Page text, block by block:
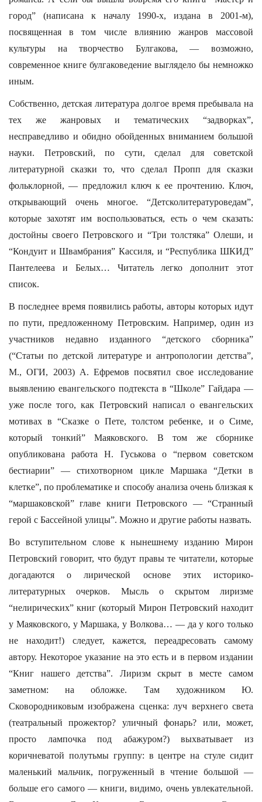
город” (написана к началу 1990-х, издана в 2001-м),
посвященная в том числе влиянию жанров массовой
культуры на творчество Булгакова, — возможно,
современное книге булгаковедение выглядело бы немножко
иным.
Собственно, детская литература долгое время пребывала на
тех же жанровых и тематических “задворках”,
несправедливо и обидно обойденных вниманием большой
науки. Петровский, по сути, сделал для советской
литературной сказки то, что сделал Пропп для сказки
фольклорной, — предложил ключ к ее прочтению. Ключ,
открывающий очень многое. “Детсколитературоведам”,
которые захотят им воспользоваться, есть о чем сказать:
достойны своего Петровского и “Три толстяка” Олеши, и
“Кондуит и Швамбрания” Кассиля, и “Республика ШКИД”
Пантелеева и Белых… Читатель легко дополнит этот
список.
В последнее время появились работы, авторы которых идут
по пути, предложенному Петровским. Например, один из
участников недавно изданного “детского сборника”
(“Статьи по детской литературе и антропологии детства”,
М., ОГИ, 2003) А. Ефремов посвятил свое исследование
выявлению евангельского подтекста в “Школе” Гайдара —
уже после того, как Петровский написал о евангельских
мотивах в “Сказке о Пете, толстом ребенке, и о Симе,
который тонкий” Маяковского. В том же сборнике
опубликована работа Н. Гуськова о “первом советском
бестиарии” — стихотворном цикле Маршака “Детки в
клетке”, по проблематике и способу анализа очень близкая к
“маршаковской” главе книги Петровского — “Странный
герой с Бассейной улицы”. Можно и другие работы назвать.
Во вступительном слове к нынешнему изданию Мирон
Петровский говорит, что будут правы те читатели, которые
догадаются о лирической основе этих историко-
литературных очерков. Мысль о скрытом лиризме
“нелирических” книг (который Мирон Петровский находит
у Маяковского, у Маршака, у Волкова… — да у кого только
не находит!) следует, кажется, переадресовать самому
автору. Некоторое указание на это есть и в первом издании
“Книг нашего детства”. Лиризм скрыт в месте самом
заметном: на обложке. Там художником Ю.
Сковородниковым изображена сценка: луч верхнего света
(театральный прожектор? уличный фонарь? или, может,
просто лампочка под абажуром?) выхватывает из
коричневатой полутьмы группу: в центре на стуле сидит
маленький мальчик, погруженный в чтение большой —
больше его самого — книги, видимо, очень увлекательной.